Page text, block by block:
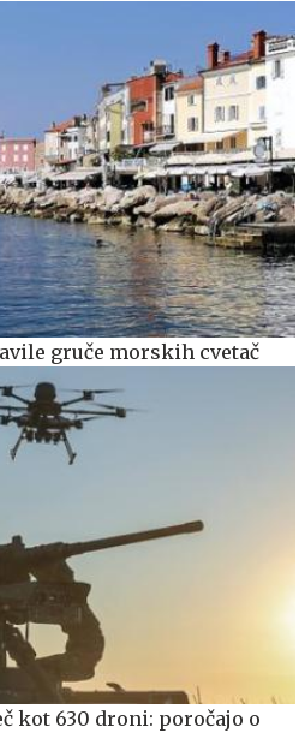
gruče morskih cvetač
kot 630 droni: poročajo o